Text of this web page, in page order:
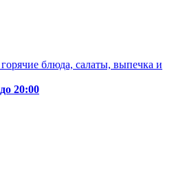
блюда, салаты, выпечка и
20:00